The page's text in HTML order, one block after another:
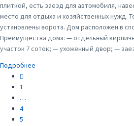
плиткой, есть заезд для автомобиля,
место для отдыха и хозяйственных нужд.
установлены ворота. Дом расположен в
Преимущества дома: — отдельный
участок 7 соток; — ухоженный двор; —
Подробнее
1
…
4
5